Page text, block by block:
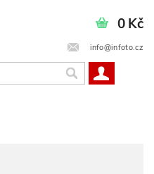
info@infoto.cz
0 Kč